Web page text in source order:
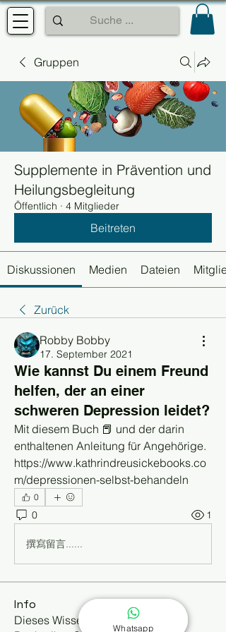
Gruppen
Supplemente in Prävention und
Heilungsbegleitung
Öffentlich · 4 Mitglieder
Beitreten
Diskussionen Medien Dateien
Zurück
Robby Bobby
17. September 2021
Wie kannst Du einem Freund
helfen, der an einer
schweren Depression leidet?
Mit diesem Buch 📕 und der darin
enthaltenen Anleitung für Angehörige.
https://www.kathrindreusickebooks.co
m/depressionen-selbst-behandeln
0
0 1
撰寫留言......
Info
Dieses Wissensforum ergänzt die
Whatsapp